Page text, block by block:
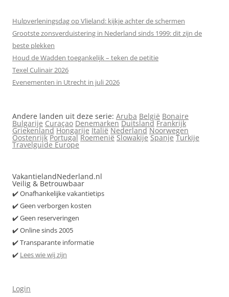
Hulpverleningsdag op Vlieland: kijkje achter de schermen
Grootste zonsverduistering in Nederland sinds 1999: dit zijn de
beste plekken
Houd de Wadden toegankelijk – teken de petitie
Texel Culinair 2026
Evenementen in Utrecht in juli 2026
Andere landen uit deze serie: Aruba België Bonaire
Bulgarije Curaçao Denemarken Duitsland Frankrijk
Griekenland Hongarije Italië Nederland Noorwegen
Oostenrijk Portugal Roemenië Slowakije Spanje Turkije
Travelguide Europe
VakantielandNederland.nl
Veilig & Betrouwbaar
✔️ Onafhankelijke vakantietips
✔️ Geen verborgen kosten
✔️ Geen reserveringen
✔️ Online sinds 2005
✔️ Transparante informatie
✔️ Lees wie wij zijn
Login